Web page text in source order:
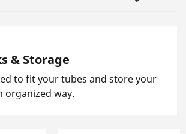
& Storage
to fit your tubes and store your
organized way.